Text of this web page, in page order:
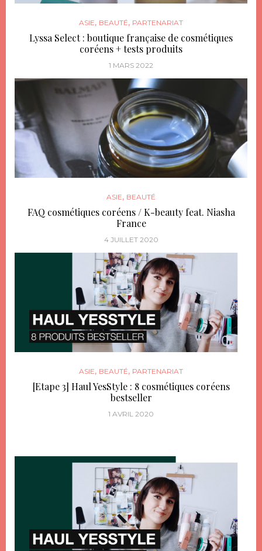
ASIE, BEAUTÉ, PARTENARIAT
Lyssa Select : boutique française de cosmétiques
coréens + tests produits
1 MARS 2022
ASIE, BEAUTÉ
FAQ cosmétiques coréens / K-beauty feat. Niasha
France
4 JUILLET 2020
ASIE, BEAUTÉ, PARTENARIAT
[Etape 3] Haul YesStyle : 8 cosmétiques coréens
bestseller
1 AVRIL 2020